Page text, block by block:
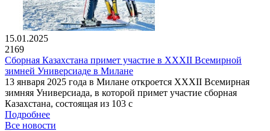
15.01.2025
2169
Сборная Казахстана примет участие в XXXII Всемирной
зимней Универсиаде в Милане
13 января 2025 года в Милане откроется XXXII Всемирная
зимняя Универсиада, в которой примет участие сборная
Казахстана, состоящая из 103 с
Подробнее
Все новости